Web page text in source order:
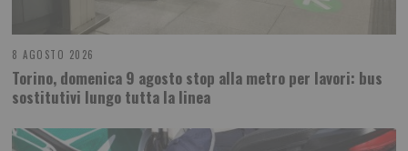
8 AGOSTO 2026
Torino, domenica 9 agosto stop alla metro per lavori: bus
sostitutivi lungo tutta la linea